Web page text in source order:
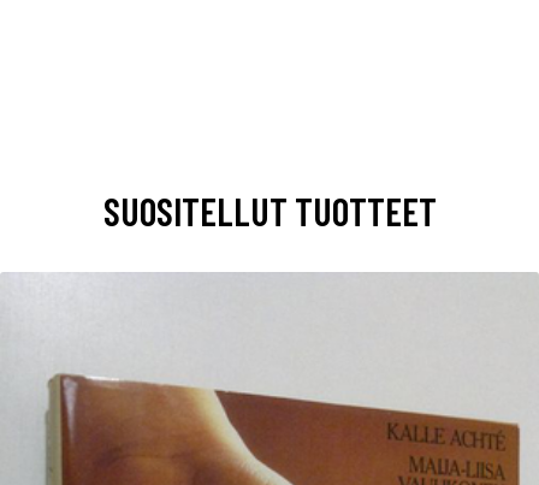
SUOSITELLUT TUOTTEET